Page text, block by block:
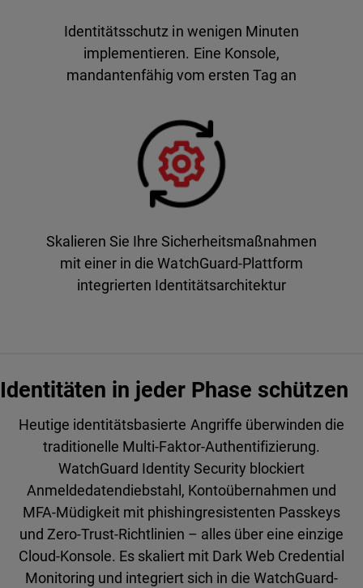
Identitätsschutz in wenigen Minuten
implementieren. Eine Konsole,
mandantenfähig vom ersten Tag an
Skalieren Sie Ihre Sicherheitsmaßnahmen
mit einer in die WatchGuard-Plattform
integrierten Identitätsarchitektur
Identitäten in jeder Phase schützen
Heutige identitätsbasierte Angriffe überwinden die
traditionelle Multi-Faktor-Authentifizierung.
WatchGuard Identity Security blockiert
Anmeldedatendiebstahl, Kontoübernahmen und
MFA-Müdigkeit mit phishingresistenten Passkeys
und Zero-Trust-Richtlinien – alles über eine einzige
Cloud-Konsole. Es skaliert mit Dark Web Credential
Monitoring und integriert sich in die WatchGuard-